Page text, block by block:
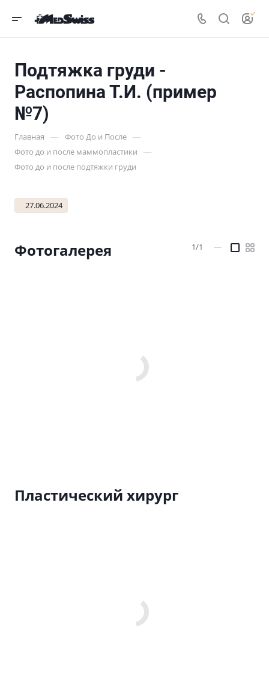
Подтяжка груди -
Распопина Т.И. (пример
№7)
Главная — Фото До и После —
Фото до и после маммопластики —
Фото до и после подтяжки груди
27.06.2024
Фотогалерея 1/1 —
Пластический хирург